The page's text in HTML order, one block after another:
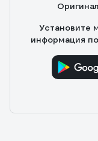
Установите
информация